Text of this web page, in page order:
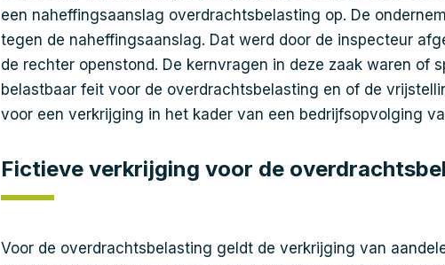
een naheffingsaanslag overdrachtsbelasting op. De
tegen de naheffingsaanslag. Dat werd door de inspecteur
de rechter openstond. De kernvragen in deze zaak waren of
belastbaar feit voor de overdrachtsbelasting en of de
voor een verkrijging in het kader van een bedrijfsopvolging
Fictieve verkrijging voor de
Voor de overdrachtsbelasting geldt de verkrijging van